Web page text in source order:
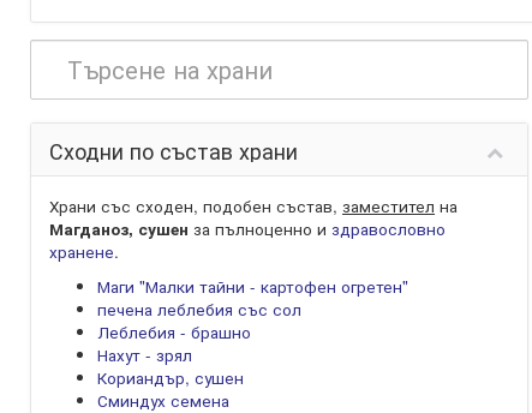
Сходни по състав храни
Храни със сходен, подобен състав, заместител на
Магданоз, сушен за пълноценно и здравословно
хранене.
Маги "Малки тайни - картофен огретен"
печена леблебия със сол
Леблебия - брашно
Нахут - зрял
Кориандър, сушен
Сминдух семена